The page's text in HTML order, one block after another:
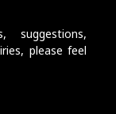
suggestions,
please feel